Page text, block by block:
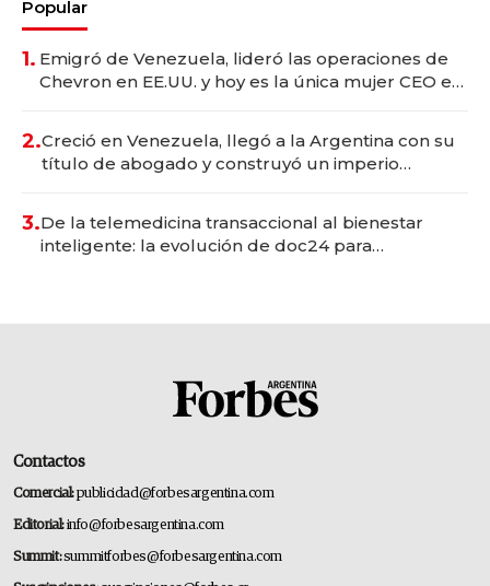
Popular
1. Emigró de Venezuela, lideró las operaciones de
Chevron en EE.UU. y hoy es la única mujer CEO en
2.Creció en Venezuela, llegó a la Argentina con su
título de abogado y construyó un imperio
3.De la telemedicina transaccional al bienestar
inteligente: la evolución de doc24 para
Contactos
Comercial:publicidad@forbesargentina.com
Editorial:info@forbesargentina.com
Summit:summitforbes@forbesargentina.com